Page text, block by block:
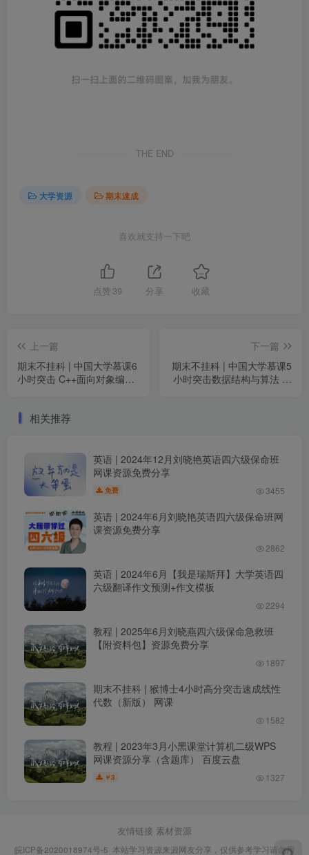
THE END
大学资源 期末速成
喜欢就支持一下吧
点赞 39 分享 收藏
上一篇
期末不挂科 | 中国大学慕课6
小时突击 C++面向对象编程
下一篇
期末不挂科 | 中国大学慕课5
小时突击数据结构与算法 百
相关推荐
英语 | 2024年12月刘晓艳英语四六级保命班
网课资源免费分享
免费 3455
英语 | 2024年6月刘晓艳英语四六级保命班网
课资源免费分享
2862
英语 | 2024年6月【我是瑞斯拜】大学英语四
六级翻译作文预测+作文模板
2294
教程 | 2025年6月刘晓燕四六级保命急救班
【附资料包】资源免费分享
1897
期末不挂科 | 猴博士4小时高分突击速成线性
代数（新版） 网课
1582
教程 | 2023年3月小黑课堂计算机二级WPS
网课资源分享（含题库） 百度云盘
￥3 1327
友情链接 素材资源
皖ICP备2020018974号-5 本站学习资源来源网友分享，仅供参考学习请勿用